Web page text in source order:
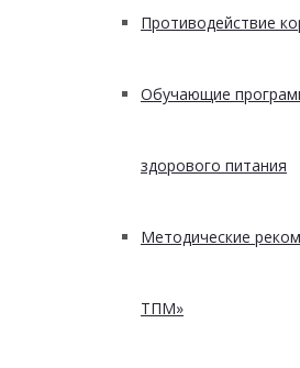
Противодействие
Обучающие
здорового питания
Методические
ТПМ»